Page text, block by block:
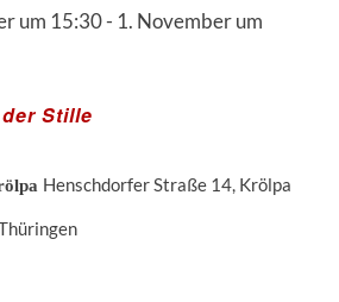
Stille
um 15:30- 1. November um
Henschdorfer Straße 14, Krölpa